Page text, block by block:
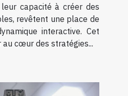
capacité à créer des
revêtent une place de
interactive. Cet
cœur des stratégies...